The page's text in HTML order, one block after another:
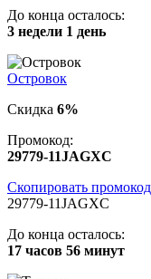
До конца осталось:
3 недели 1 день
Островок
Скидка 6%
Промокод:
29779-11JAGXC
Скопировать промокод
29779-11JAGXC
До конца осталось:
17 часов 56 минут